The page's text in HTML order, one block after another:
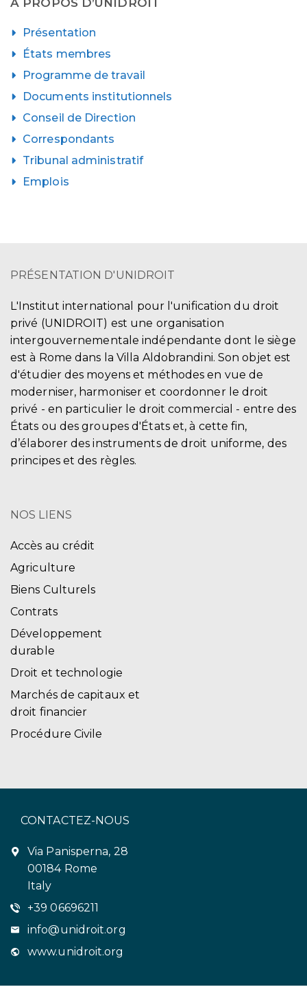
Présentation
États membres
Programme de travail
Documents institutionnels
Conseil de Direction
Correspondants
Tribunal administratif
Emplois
PRÉSENTATION D'UNIDROIT
L'Institut international pour l'unification du droit
privé (UNIDROIT) est une organisation
intergouvernementale indépendante dont le siège
est à Rome dans la Villa Aldobrandini. Son objet est
d'étudier des moyens et méthodes en vue de
moderniser, harmoniser et coordonner le droit
privé - en particulier le droit commercial - entre des
États ou des groupes d'États et, à cette fin,
d’élaborer des instruments de droit uniforme, des
principes et des règles.
NOS LIENS
Accès au crédit
Agriculture
Biens Culturels
Contrats
Développement
durable
Droit et technologie
Marchés de capitaux et
droit financier
Procédure Civile
CONTACTEZ-NOUS
Via Panisperna, 28
00184 Rome
Italy
+39 06696211
info@unidroit.org
www.unidroit.org